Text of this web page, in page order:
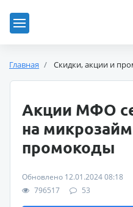
Главная Скидки, акции и
Акции МФО
на
промокоды
Обновлено 12.01.2024 08:18
796517
53